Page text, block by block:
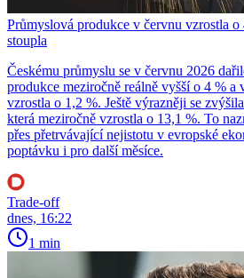
Průmyslová produkce v červnu vzrostla o
stoupla
Českému průmyslu se v červnu 2026
produkce meziročně reálně vyšší o 4 % a
vzrostla o 1,2 %. Ještě výrazněji se
která meziročně vzrostla o 13,1 %. To
přes přetrvávající nejistotu v evropské
poptávku i pro další měsíce.
Trade-off
dnes, 16:22
1 min